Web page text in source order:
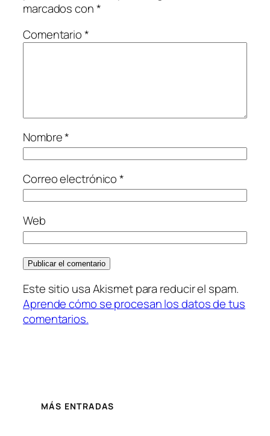
marcados con*
Comentario*
Nombre*
Correo electrónico*
Web
Este sitio usa Akismet para reducir el spam.
Aprende cómo se procesan los datos de tus
comentarios.
MÁS ENTRADAS